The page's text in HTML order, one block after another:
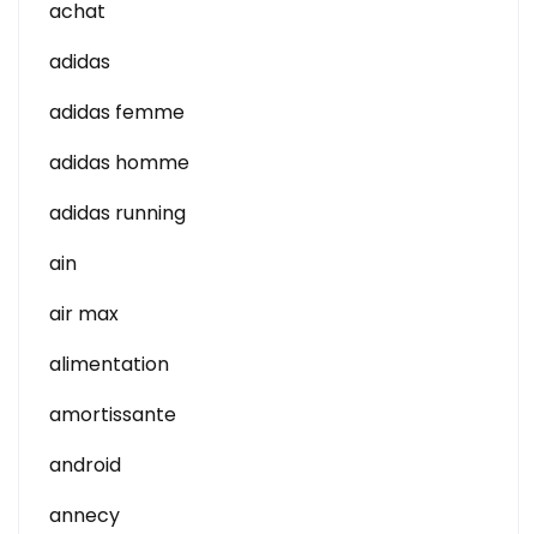
achat
adidas
adidas femme
adidas homme
adidas running
ain
air max
alimentation
amortissante
android
annecy